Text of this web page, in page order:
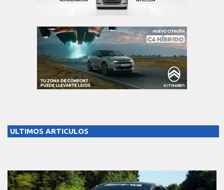
ULTIMOS ARTICULOS